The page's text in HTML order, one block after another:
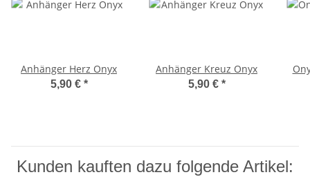
Anhänger Herz Onyx
5,90 € *
Anhänger Kreuz Onyx
5,90 € *
Kunden kauften dazu folgende Artikel: